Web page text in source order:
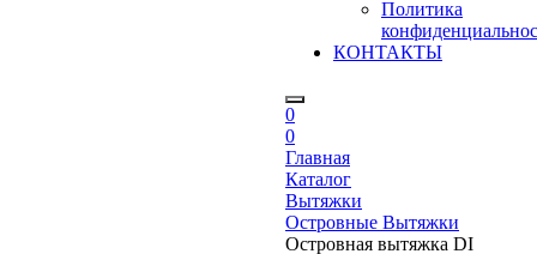
Политика
КОНТАКТЫ
0
0
Главная
Каталог
Вытяжки
Островные Вытяжки
Островная вытяжка DI